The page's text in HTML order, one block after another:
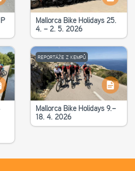
Mallorca Bike Holidays 25.
4. – 2. 5. 2026
REPORTÁŽE Z KEMPŮ
Mallorca Bike Holidays 9.–
18. 4. 2026